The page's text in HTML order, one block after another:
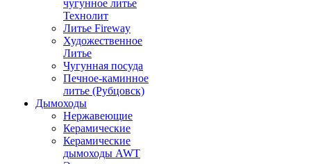
чугунное литье
Технолит
Литье Fireway
Художественное
Литье
Чугунная посуда
Печное-каминное
литье (Рубцовск)
Дымоходы
Нержавеющие
Керамические
Керамические
дымоходы AWT